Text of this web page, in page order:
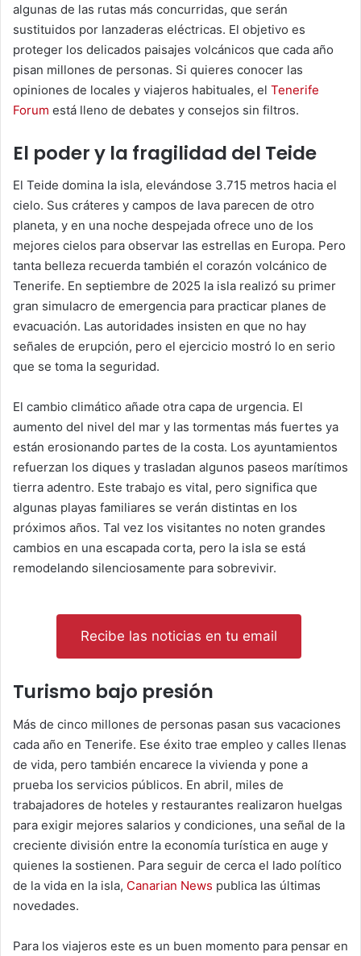
algunas de las rutas más concurridas, que serán
sustituidos por lanzaderas eléctricas. El objetivo es
proteger los delicados paisajes volcánicos que cada año
pisan millones de personas. Si quieres conocer las
opiniones de locales y viajeros habituales, el Tenerife
Forum está lleno de debates y consejos sin filtros.
El poder y la fragilidad del Teide
El Teide domina la isla, elevándose 3.715 metros hacia el
cielo. Sus cráteres y campos de lava parecen de otro
planeta, y en una noche despejada ofrece uno de los
mejores cielos para observar las estrellas en Europa. Pero
tanta belleza recuerda también el corazón volcánico de
Tenerife. En septiembre de 2025 la isla realizó su primer
gran simulacro de emergencia para practicar planes de
evacuación. Las autoridades insisten en que no hay
señales de erupción, pero el ejercicio mostró lo en serio
que se toma la seguridad.
El cambio climático añade otra capa de urgencia. El
aumento del nivel del mar y las tormentas más fuertes ya
están erosionando partes de la costa. Los ayuntamientos
refuerzan los diques y trasladan algunos paseos marítimos
tierra adentro. Este trabajo es vital, pero significa que
algunas playas familiares se verán distintas en los
próximos años. Tal vez los visitantes no noten grandes
cambios en una escapada corta, pero la isla se está
remodelando silenciosamente para sobrevivir.
Recibe las noticias en tu email
Turismo bajo presión
Más de cinco millones de personas pasan sus vacaciones
cada año en Tenerife. Ese éxito trae empleo y calles llenas
de vida, pero también encarece la vivienda y pone a
prueba los servicios públicos. En abril, miles de
trabajadores de hoteles y restaurantes realizaron huelgas
para exigir mejores salarios y condiciones, una señal de la
creciente división entre la economía turística en auge y
quienes la sostienen. Para seguir de cerca el lado político
de la vida en la isla, Canarian News publica las últimas
novedades.
Para los viajeros este es un buen momento para pensar en